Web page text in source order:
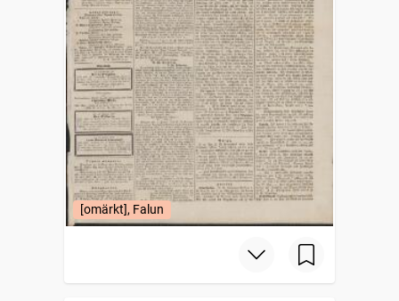
[omärkt], Falun